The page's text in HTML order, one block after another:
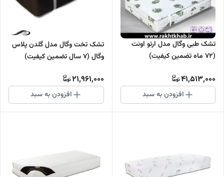
تشک طبی وگال مدل ارتو اونت
(72 ماه تضمین کیفیت)
41,513,000
افزودن به سبد
تشک تخت وگال مدل گلدن پلاس
وگال (7 سال تضمین کیفیت)
21,961,000
افزودن به سبد